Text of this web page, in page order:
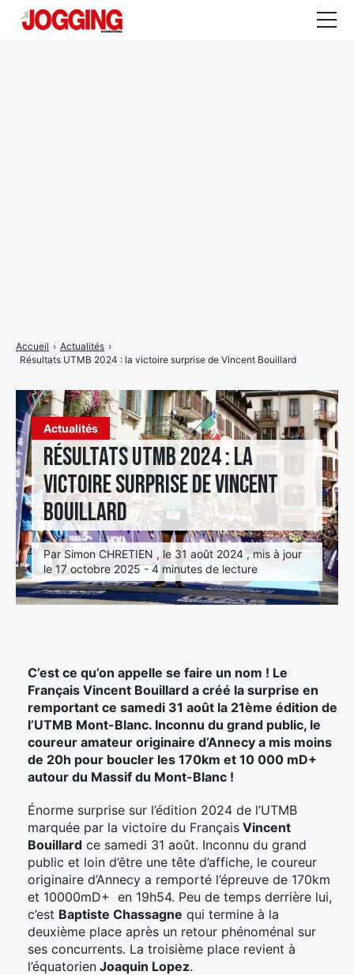
Actualités
Résultats UTMB 2024 : la
victoire surprise de Vincent
Bouillard
Par Simon CHRETIEN , le 31 août 2024 , mis à jour
le 17 octobre 2025 - 4 minutes de lecture
Accueil › Actualités ›
Résultats UTMB 2024 : la victoire surprise de Vincent Bouillard
C’est ce qu’on appelle se faire un nom ! Le
Français Vincent Bouillard a créé la surprise en
remportant ce samedi 31 août la 21ème édition de
l’UTMB Mont-Blanc. Inconnu du grand public, le
coureur amateur originaire d’Annecy a mis moins
de 20h pour boucler les 170km et 10 000 mD+
autour du Massif du Mont-Blanc !
Énorme surprise sur l’édition 2024 de l’UTMB
marquée par la victoire du Français Vincent
Bouillard ce samedi 31 août. Inconnu du grand
public et loin d’être une tête d’affiche, le coureur
originaire d’Annecy a remporté l’épreuve de 170km
et 10000mD+ en 19h54. Peu de temps derrière lui,
c’est Baptiste Chassagne qui termine à la
deuxième place après un retour phénoménal sur
ses concurrents. La troisième place revient à
l’équatorien Joaquin Lopez.
de
menu
Élément
de
menu
Élément
de
menu